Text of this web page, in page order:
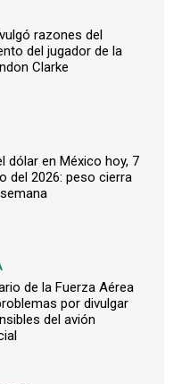
razones del
del jugador de la
Clarke
dólar en México hoy, 7
del 2026: peso cierra
de la Fuerza Aérea
por divulgar
del avión